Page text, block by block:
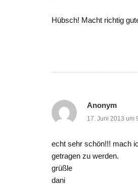
Hübsch! Macht richtig
Anonym
17. Juni 2013 um
echt sehr schön!!! mach
getragen zu werden.
grüßle
dani